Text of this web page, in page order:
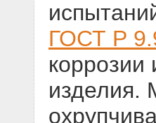
ГОСТ Р
изделия.